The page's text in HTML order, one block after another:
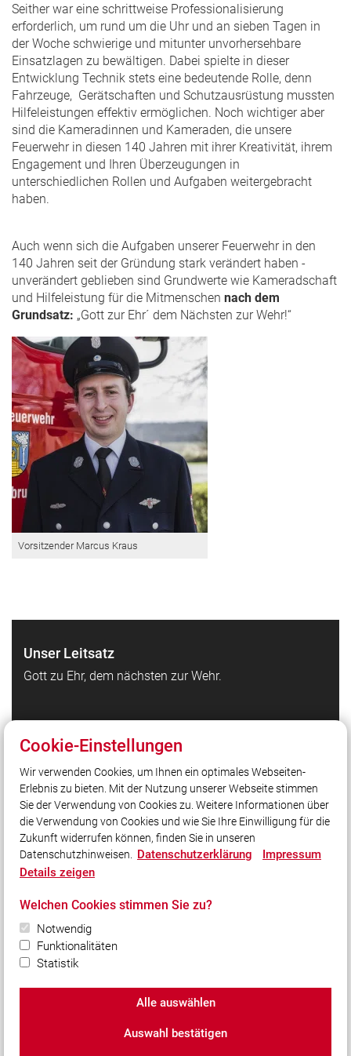
Seither war eine schrittweise Professionalisierung
erforderlich, um rund um die Uhr und an sieben Tagen in
der Woche schwierige und mitunter unvorhersehbare
Einsatzlagen zu bewältigen. Dabei spielte in dieser
Entwicklung Technik stets eine bedeutende Rolle, denn
Fahrzeuge, Gerätschaften und Schutzausrüstung mussten
Hilfeleistungen effektiv ermöglichen. Noch wichtiger aber
sind die Kameradinnen und Kameraden, die unsere
Feuerwehr in diesen 140 Jahren mit ihrer Kreativität, ihrem
Engagement und Ihren Überzeugungen in
unterschiedlichen Rollen und Aufgaben weitergebracht
haben.
Auch wenn sich die Aufgaben unserer Feuerwehr in den
140 Jahren seit der Gründung stark verändert haben -
unverändert geblieben sind Grundwerte wie Kameradschaft
und Hilfeleistung für die Mitmenschen nach dem
Grundsatz: „Gott zur Ehr´ dem Nächsten zur Wehr!“
Vorsitzender Marcus Kraus
Unser Leitsatz
Gott zu Ehr, dem nächsten zur Wehr.
Feuerwehr Waldbrunn auf Facebook
Feuerwehr Waldbrunn auf Instagram
Kreisfeuerwehrverband Würzburg
Homepage Gemeinde Waldbrunn
Social Media
Bleiben Sie mit uns in Kontakt und vernetzen Sie sich
mit uns!
© 2026 Freiwillige Feuerwehr Waldbrunn e.V.
Datenschutz|Cookie-Einstellungen
Cookie-Einstellungen
Wir verwenden Cookies, um Ihnen ein optimales Webseiten-
Erlebnis zu bieten. Mit der Nutzung unserer Webseite stimmen
Sie der Verwendung von Cookies zu. Weitere Informationen über
die Verwendung von Cookies und wie Sie Ihre Einwilligung für die
Zukunft widerrufen können, finden Sie in unseren
Datenschutzhinweisen. Datenschutzerklärung
Impressum
Details zeigen
Welchen Cookies stimmen Sie zu?
Notwendig
Funktionalitäten
Statistik
Alle auswählen
Auswahl bestätigen